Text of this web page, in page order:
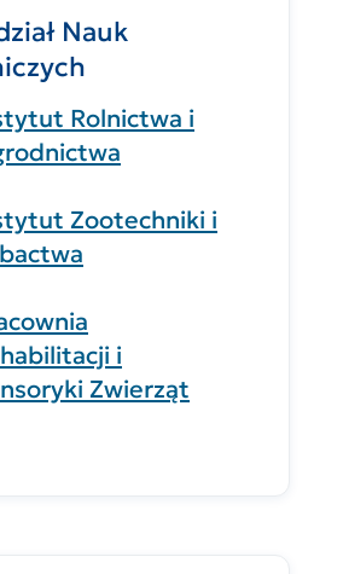
Nauk
Rolnictwa i
Zootechniki i
i
Zwierząt